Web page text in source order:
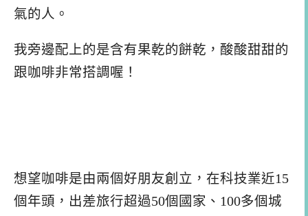
氣的人。
我旁邊配上的是含有果乾的餅乾，酸酸甜甜的
跟咖啡非常搭調喔！
想望咖啡是由兩個好朋友創立，在科技業近15
個年頭，出差旅行超過50個國家、100多個城